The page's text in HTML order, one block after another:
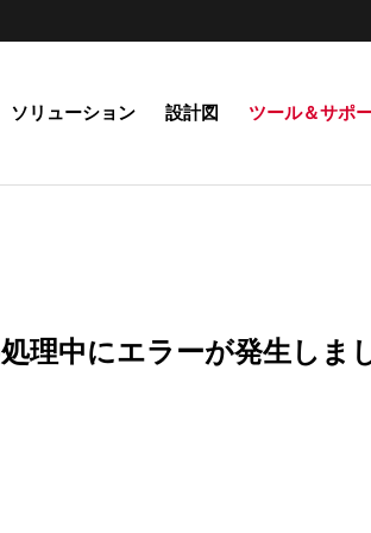
ソリューション 設計図 ツール＆サポ
理中にエラーが発生しま